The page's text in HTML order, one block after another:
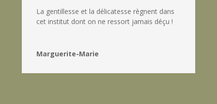
La gentillesse et la délicatesse règnent dans
cet institut dont on ne ressort jamais déçu !
Marguerite-Marie